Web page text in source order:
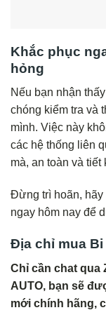
Khắc phục
hỏng
Nếu bạn nhận
chóng kiểm tra và
mình. Việc này
các hệ thống liên
mà, an toàn và tiết
Đừng trì hoãn, hãy
ngay hôm nay để
Địa chỉ mua
Chỉ cần chat qua
AUTO, bạn sẽ
mới chính hãng,